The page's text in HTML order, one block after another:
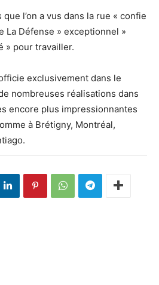
que l’on a vus dans la rue « confie
La Défense » exceptionnel »
» pour travailler.
exclusivement dans le
nombreuses réalisations dans
encore plus impressionnantes
à Brétigny, Montréal,